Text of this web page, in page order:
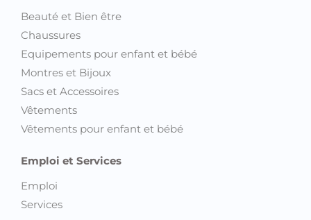
Beauté et Bien être
Chaussures
Equipements pour enfant et bébé
Montres et Bijoux
Sacs et Accessoires
Vêtements
Vêtements pour enfant et bébé
Emploi et Services
Emploi
Services